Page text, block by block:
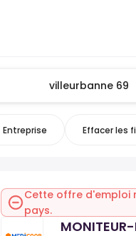
Entreprise Effacer les
Cette offre d'emploi
pays.